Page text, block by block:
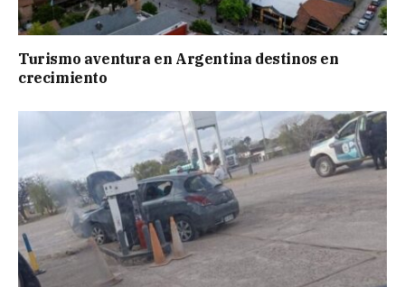
Turismo aventura en Argentina destinos en
crecimiento